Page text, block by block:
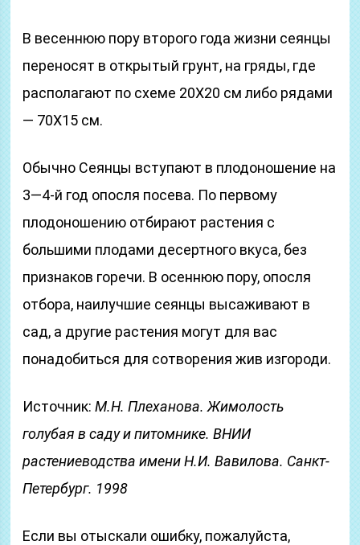
В весеннюю пору второго года жизни сеянцы
переносят в открытый грунт, на гряды, где
располагают по схеме 20X20 см либо рядами
— 70X15 см.
Обычно Сеянцы вступают в плодоношение на
3—4-й год опосля посева. По первому
плодоношению отбирают растения с
большими плодами десертного вкуса, без
признаков горечи. В осеннюю пору, опосля
отбора, наилучшие сеянцы высаживают в
сад, а другие растения могут для вас
понадобиться для сотворения жив изгороди.
Источник:М.Н. Плеханова. Жимолость
голубая в саду и питомнике. ВНИИ
растениеводства имени Н.И. Вавилова. Санкт-
Петербург. 1998
Если вы отыскали ошибку, пожалуйста,